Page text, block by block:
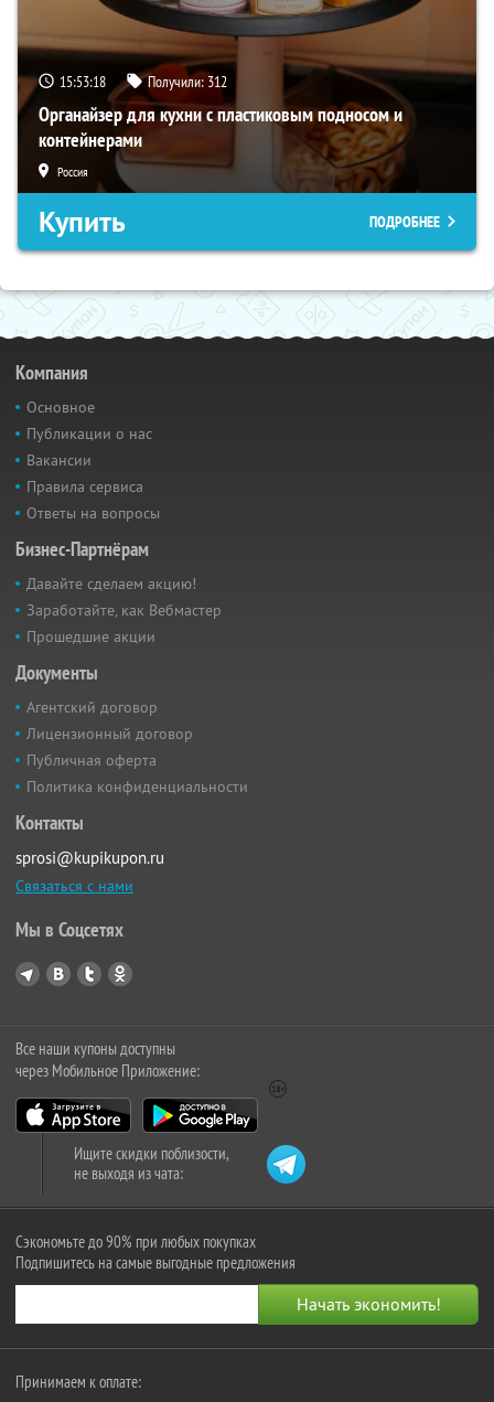
15:53:17 Получили: 312
Органайзер для кухни с пластиковым подносом и
контейнерами
Россия
Купить ПОДРОБНЕЕ
Компания
Основное
Публикации о нас
Вакансии
Правила сервиса
Ответы на вопросы
Бизнес-Партнёрам
Давайте сделаем акцию!
Заработайте, как Вебмастер
Прошедшие акции
Документы
Агентский договор
Лицензионный договор
Публичная оферта
Политика конфиденциальности
Контакты
sprosi@kupikupon.ru
Связаться с нами
Мы в Соцсетях
Все наши купоны доступны
через Мобильное Приложение:
Ищите скидки поблизости,
не выходя из чата:
Сэкономьте до 90% при любых покупках
Подпишитесь на самые выгодные предложения
Принимаем к оплате: